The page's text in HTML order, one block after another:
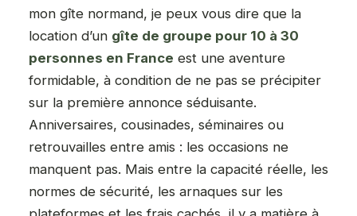
mon gîte normand, je peux vous dire que la
location d’un gîte de groupe pour 10 à 30
personnes en France est une aventure
formidable, à condition de ne pas se précipiter
sur la première annonce séduisante.
Anniversaires, cousinades, séminaires ou
retrouvailles entre amis : les occasions ne
manquent pas. Mais entre la capacité réelle, les
normes de sécurité, les arnaques sur les